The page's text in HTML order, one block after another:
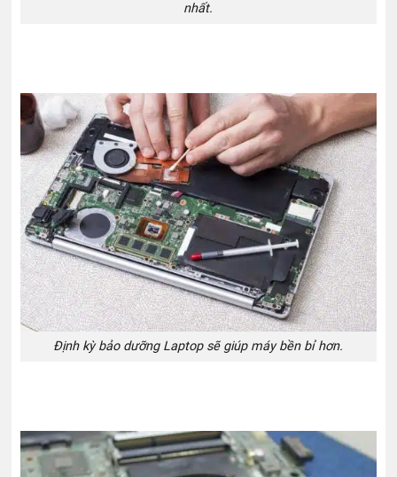
nhất.
Định kỳ bảo dưỡng Laptop sẽ giúp máy bền bỉ hơn.